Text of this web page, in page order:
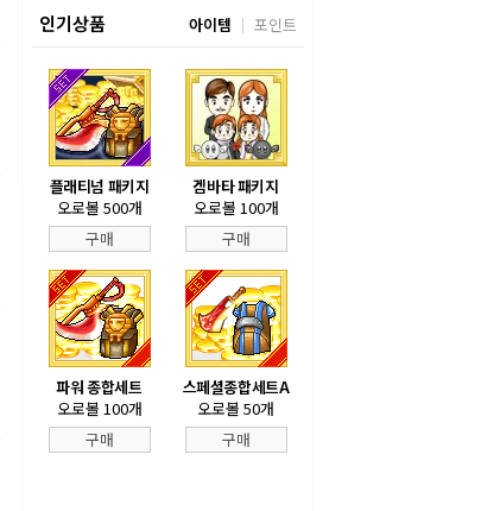
인기상품 아이템 포인트
플래티넘 패키지
오로볼 500개
구매
겜바타 패키지
오로볼 100개
구매
파워 종합세트
오로볼 100개
구매
스페셜종합세트A
오로볼 50개
구매